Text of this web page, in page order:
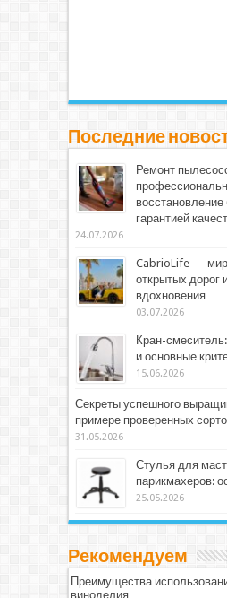
Последние
Ремонт
восстановление
гарантией
24.07.2026
CabrioLife — мир
открытых дорог
вдохновения
03.07.2026
Кран-
и основные
15.06.2026
Секреты успешного
примере проверенных
31.05.2026
Стулья для
парикмахеров:
25.05.2026
Рекомендуем
Преимущества
виноделия